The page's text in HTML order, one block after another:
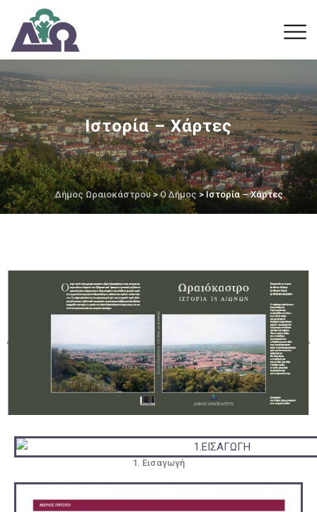
Ιστορία – Χάρτες
Δήμος Ωραιοκάστρου>Ο Δήμος > Ιστορία – Χάρτες
1. Εισαγωγή